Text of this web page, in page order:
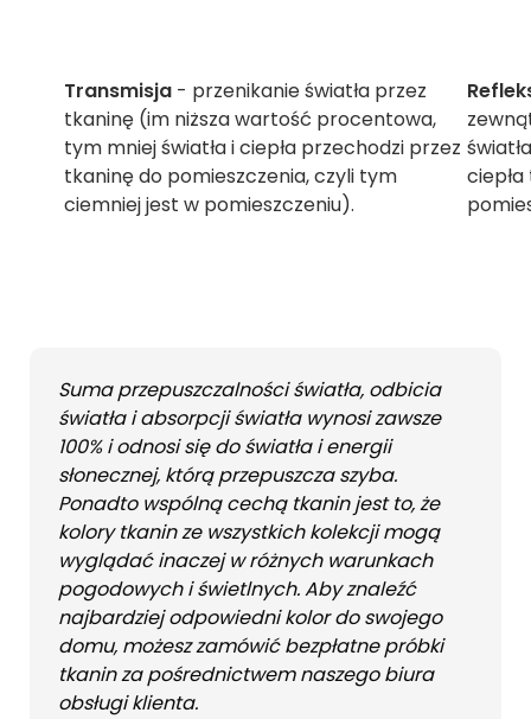
Transmisja - przenikanie światła przez
tkaninę (im niższa wartość procentowa,
tym mniej światła i ciepła przechodzi przez
tkaninę do pomieszczenia, czyli tym
ciemniej jest w pomieszczeniu).
Suma przepuszczalności światła, odbicia
światła i absorpcji światła wynosi zawsze
100% i odnosi się do światła i energii
słonecznej, którą przepuszcza szyba.
Ponadto wspólną cechą tkanin jest to, że
kolory tkanin ze wszystkich kolekcji mogą
wyglądać inaczej w różnych warunkach
pogodowych i świetlnych. Aby znaleźć
najbardziej odpowiedni kolor do swojego
domu, możesz zamówić bezpłatne próbki
tkanin za pośrednictwem naszego biura
obsługi klienta.